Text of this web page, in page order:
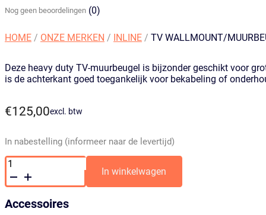
Nog geen beoordelingen (0)
HOME / ONZE MERKEN / INLINE / TV WALLMOUNT/
Deze heavy duty TV-muurbeugel is bijzonder geschikt voor
is de achterkant goed toegankelijk voor bekabeling of
€125,00excl. btw
In nabestelling (informeer naar de levertijd)
TV
Wallmount/Muurbeugel
Heavy
Duty
voor
TV
In winkelwagen
Accessoires